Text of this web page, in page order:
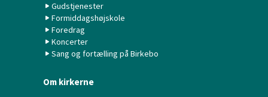
Gudstjenester
Formiddagshøjskole
Foredrag
Koncerter
Sang og fortælling på Birkebo
Om kirkerne